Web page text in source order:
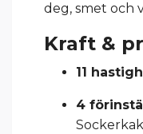
deg, smet och
Kraft &
11
4